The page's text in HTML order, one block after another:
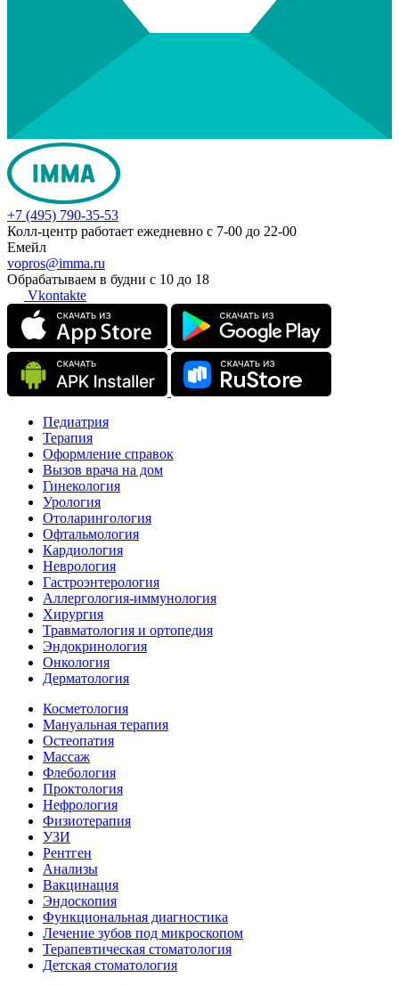
+7 (495) 790-35-53
Колл-центр работает ежедневно с 7-00 до 22-00
Емейл
vopros@imma.ru
Обрабатываем в будни с 10 до 18
Vkontakte
Педиатрия
Терапия
Оформление справок
Вызов врача на дом
Гинекология
Урология
Отоларингология
Офтальмология
Кардиология
Неврология
Гастроэнтерология
Аллергология-иммунология
Хирургия
Травматология и ортопедия
Эндокринология
Онкология
Дерматология
Косметология
Мануальная терапия
Остеопатия
Массаж
Флебология
Проктология
Нефрология
Физиотерапия
УЗИ
Рентген
Анализы
Вакцинация
Эндоскопия
Функциональная диагностика
Лечение зубов под микроскопом
Терапевтическая стоматология
Детская стоматология